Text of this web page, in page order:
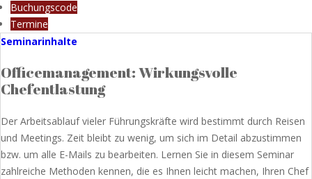
Buchungscode
Termine
Seminarinhalte
Officemanagement: Wirkungsvolle
Chefentlastung
Der Arbeitsablauf vieler Führungskräfte wird bestimmt durch Reisen
und Meetings. Zeit bleibt zu wenig, um sich im Detail abzustimmen
bzw. um alle E-Mails zu bearbeiten. Lernen Sie in diesem Seminar
zahlreiche Methoden kennen, die es Ihnen leicht machen, Ihren Chef